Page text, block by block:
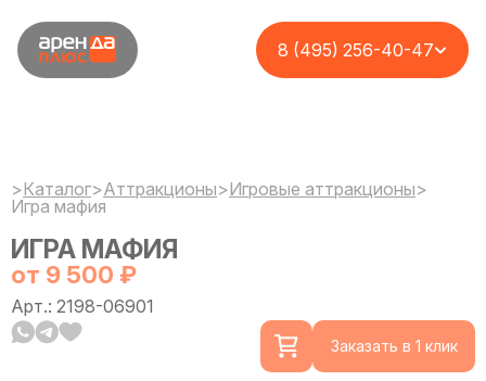
8 (495) 256-40-47
>Каталог>Аттракционы>Игровые аттракционы>
Игра мафия
ИГРА МАФИЯ
от 9 500 ₽
Арт.: 2198-06901
Заказать в 1 клик